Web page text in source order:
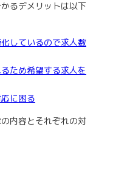
るデメリットは以下
しているので求人数
ため希望する求人を
に困る
内容とそれぞれの対